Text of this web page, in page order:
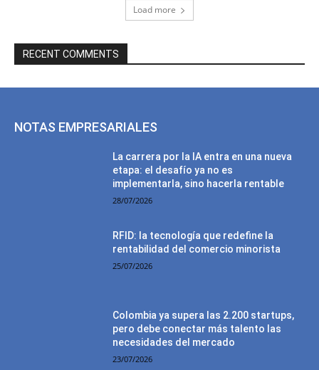
Load more
RECENT COMMENTS
NOTAS EMPRESARIALES
La carrera por la IA entra en una nueva
etapa: el desafío ya no es
implementarla, sino hacerla rentable
28/07/2026
RFID: la tecnología que redefine la
rentabilidad del comercio minorista
25/07/2026
Colombia ya supera las 2.200 startups,
pero debe conectar más talento las
necesidades del mercado
23/07/2026